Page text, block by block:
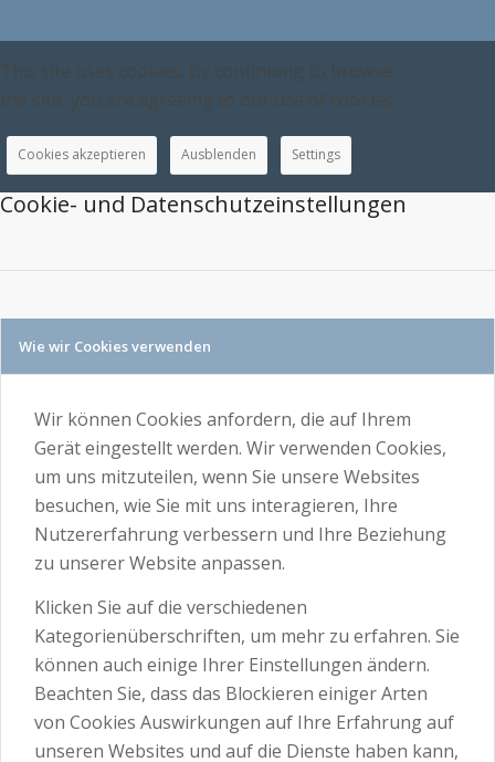
This site uses cookies. By continuing to browse
the site, you are agreeing to our use of cookies.
Cookies akzeptieren Ausblenden Settings
Cookie- und Datenschutzeinstellungen
Wie wir Cookies verwenden
Wir können Cookies anfordern, die auf Ihrem
Gerät eingestellt werden. Wir verwenden Cookies,
um uns mitzuteilen, wenn Sie unsere Websites
besuchen, wie Sie mit uns interagieren, Ihre
Nutzererfahrung verbessern und Ihre Beziehung
zu unserer Website anpassen.
Klicken Sie auf die verschiedenen
Kategorienüberschriften, um mehr zu erfahren. Sie
können auch einige Ihrer Einstellungen ändern.
Beachten Sie, dass das Blockieren einiger Arten
von Cookies Auswirkungen auf Ihre Erfahrung auf
unseren Websites und auf die Dienste haben kann,